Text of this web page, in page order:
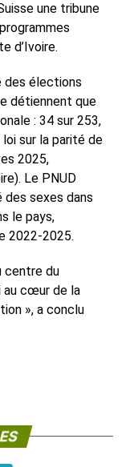
une tribune
d’Ivoire.
des élections
détiennent que
: 34 sur 253,
sur la parité de
2025,
Le PNUD
sexes dans
le pays,
2022-2025.
centre du
au cœur de la
», a conclu